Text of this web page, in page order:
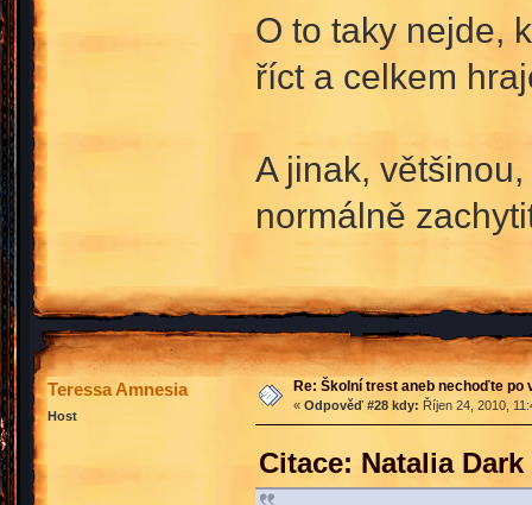
O to taky nejde,
říct a celkem
A jinak,
normálně
Teressa Amnesia
Host
Re: Školní trest aneb nechoďte po
« Odpověď #28 kdy: Říjen 24, 2010,
Citace: Natalia